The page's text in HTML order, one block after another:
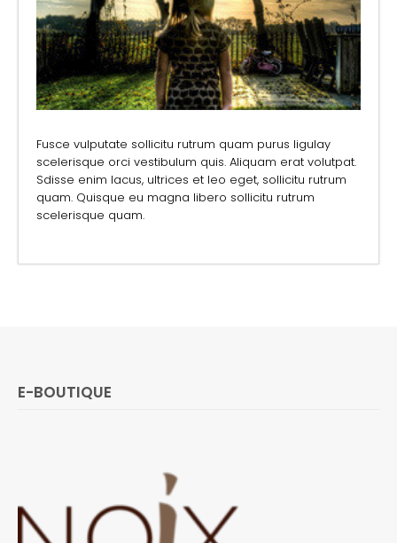
Fusce vulputate sollicitu rutrum quam purus ligulay
scelerisque orci vestibulum quis. Aliquam erat volutpat.
Sdisse enim lacus, ultrices et leo eget, sollicitu rutrum
quam. Quisque eu magna libero sollicitu rutrum
scelerisque quam.
E-BOUTIQUE